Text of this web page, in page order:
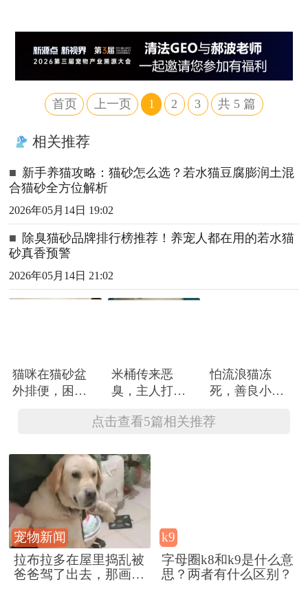
首页 上一页 1 2 3 共 5篇
相关推荐
■ 新手养猫攻略：猫砂怎么选？若水猫豆腐膨润土混
合猫砂全方位解析
2026年05月14日 19:02
■ 除臭猫砂品牌排行榜推荐！养宠人都在用的若水猫
砂真香预警
2026年05月14日 21:02
猫咪在猫砂盆
外排便，困扰
米桶传来恶
臭，主人打开
竟然把这里当
怕流浪猫冻
死，善良小女
家，结果却因
点击查看5篇相关推荐
宠物新闻
拉布拉多在屋里捣乱被
爸爸驾了出去，那画面
k9
字母圈k8和k9是什么意
思？两者有什么区别？